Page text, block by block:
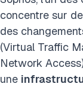
concentre sur
des
(Virtual Traffic
Network
une